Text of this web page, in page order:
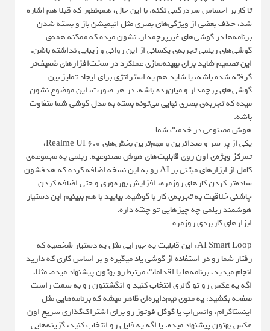
تا کاربر احساس سردرگمی نکنه. با این حال، همونطور که قبلا هم اشاره
شد، حذف بعضی از ویژگی‌های بصری مثل انیمیشن باز و بسته شدن
برنامه‌ها در گوشی‌های غیرپرچمدار، نشون میده که ممکنه همه‌ی
گوشی‌های ریلمی تجربه‌ی یکسانی از این روانی و زیبایی نداشته باشن.
این تصمیم شاید برای بهینه‌سازی عملکرد در سخت‌افزارهای ضعیف‌تر
گرفته شده باشه، یا شاید هم یه استراتژی برای ایجاد تمایز بین
گوشی‌های پرچمدار و میان‌رده باشه. در هر صورت، این موضوع نشون
میده که تجربه‌ی بصری نهایی می‌تونه بسته به مدل گوشی شما متفاوت
باشه.
هوش مصنوعی در خدمت شما
یکی از پر سر و صداترین و مهم‌ترین بخش‌های Realme UI 6.0،
تمرکز ویژه‌ی اون روی قابلیت‌های هوش مصنوعیه. ریلمی یه مجموعه‌ی
کامل از ابزارهای مبتنی بر AI رو به این نسخه اضافه کرده که هدفشون
ساده‌تر کردن کارهای روزمره، افزایش بهره‌وری و حتی اضافه کردن
چاشنی خلاقیت به تجربه‌ی کار با گوشیه. بیایید با هم ببینیم این دستیار
هوشمند ریلمی چه چیزهایی تو چنته داره.
ابزارهای کاربردی روزمره
AI Smart Loop: این قابلیت یه جورایی مثل یه دستیار شخصیه که
رفتار شما رو در استفاده از گوشی یاد میگیره و بر اساس کاری که دارید
انجام میدید، برنامه‌ها یا اقدامات مرتبط رو بهتون پیشنهاد میده. مثلا،
اگه یه عکس رو تو گالری انتخاب کنید و انگشتتون رو به سمت راست
صفحه بکشید، یه منوی نیم‌دایره‌ای ظاهر میشه که برنامه‌هایی مثل
اینستاگرام، واتس‌اپ یا گوگل فوتوز رو برای اشتراک‌گذاری سریع اون
عکس بهتون پیشنهاد میده. یا اگه یه فایل رو انتخاب کنید، گزینه‌هایی